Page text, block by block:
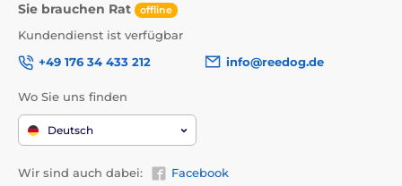
Für 2 Hunde
Sie brauchen Rat offline
Kundendienst ist verfügbar
+49 176 34 433 212
info@reedog.de
Wo Sie uns finden
Deutsch
Wir sind auch dabei: Facebook